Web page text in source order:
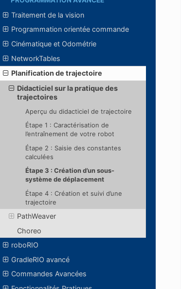
Traitement de la vision
Programmation orientée commande
Cinématique et Odométrie
NetworkTables
Planification de trajectoire
Didacticiel sur la pratique des
trajectoires
Aperçu du didacticiel de trajectoire
Étape 1 : Caractérisation de
l’entraînement de votre robot
Étape 2 : Saisie des constantes
calculées
Étape 3 : Création d’un sous-
système de déplacement
Étape 4 : Création et suivi d’une
trajectoire
PathWeaver
Choreo
roboRIO
GradleRIO avancé
Commandes Avancées